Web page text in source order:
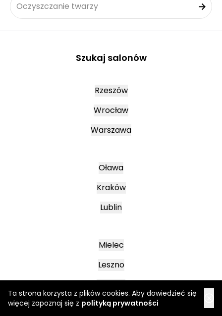
Ta strona korzysta z plików cookies. Aby dowiedzieć się
więcej zapoznaj się z polityką prywatności
Oczyszczanie twarzy
Szukaj salonów
Rzeszów
Wrocław
Warszawa
Oława
Kraków
Lublin
Mielec
Leszno